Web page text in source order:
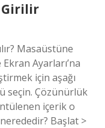
Girilir
Masaüstüne
Ayarları’na
için aşağı
seçin. Çözünürlük
içerik o
Başlat >